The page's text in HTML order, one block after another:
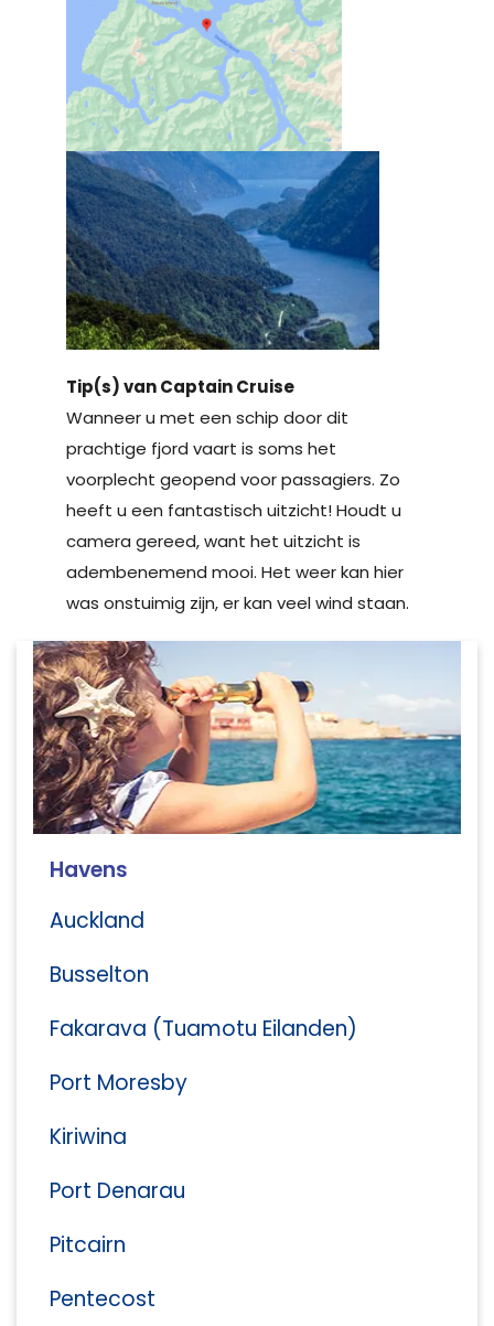
Tip(s) van Captain Cruise
Wanneer u met een schip door dit
prachtige fjord vaart is soms het
voorplecht geopend voor passagiers. Zo
heeft u een fantastisch uitzicht! Houdt u
camera gereed, want het uitzicht is
adembenemend mooi. Het weer kan hier
was onstuimig zijn, er kan veel wind staan.
Havens
Auckland
Busselton
Fakarava (Tuamotu Eilanden)
Port Moresby
Kiriwina
Port Denarau
Pitcairn
Pentecost